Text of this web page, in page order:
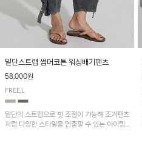
밑단스트랩 썸머코튼 워싱배기팬츠
58,000원
FREE,L
밑단의 스트랩으로 핏 조절이 가능해 조거팬츠
처럼 다양한 스타일을 연출할 수 있는 아이템!